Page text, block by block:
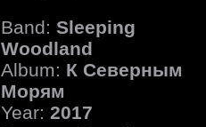
Band: Sleeping
Woodland
Album: К Северным
Морям
Year: 2017